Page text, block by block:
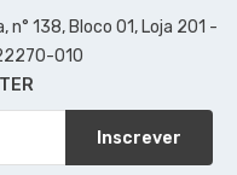
n° 138, Bloco 01, Loja 201 -
010
Inscrever